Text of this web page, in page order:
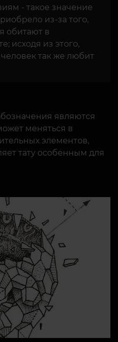
- такое значение
из-за того,
обитают в
исходя из этого,
так же любит
являются
меняться в
элементов,
тату особенным для